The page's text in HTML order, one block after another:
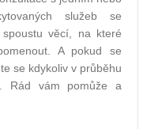
služeb se
věcí, na které
A pokud se
se kdykoliv v průběhu
Rád vám pomůže a